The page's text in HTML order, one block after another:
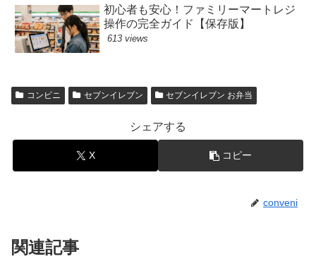
初心者も安心！ファミリーマートレジ
操作の完全ガイド【保存版】
613 views
コンビニ セブンイレブン セブンイレブン お弁当
シェアする
X コピー
conveni
関連記事